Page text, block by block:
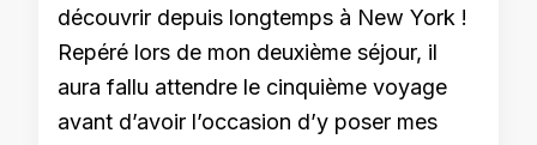
découvrir depuis longtemps à New York !
Repéré lors de mon deuxième séjour, il
aura fallu attendre le cinquième voyage
avant d’avoir l’occasion d’y poser mes